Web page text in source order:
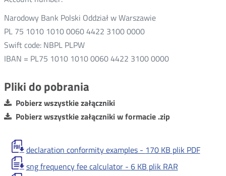
Narodowy Bank Polski Oddział w Warszawie
PL 75 1010 1010 0060 4422 3100 0000
Swift code: NBPL PLPW
IBAN = PL75 1010 1010 0060 4422 3100 0000
Pliki do pobrania
Pobierz wszystkie załączniki
Pobierz wszystkie załączniki w formacie .zip
declaration conformity examples - 170 KB plik PDF
sng frequency fee calculator - 6 KB plik RAR